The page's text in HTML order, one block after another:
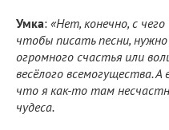
Умка: «Нет, конечно, с
чтобы писать песни,
огромного счастья или
весёлого всемогущества.
что я как-то там
чудеса.